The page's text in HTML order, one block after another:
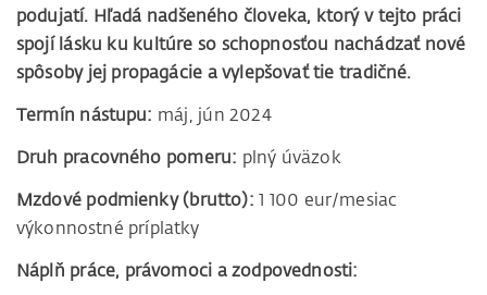
podujatí. Hľadá nadšeného človeka, ktorý v tejto práci
spojí lásku ku kultúre so schopnosťou nachádzať nové
spôsoby jej propagácie a vylepšovať tie tradičné.
Termín nástupu: máj, jún 2024
Druh pracovného pomeru: plný úväzok
Mzdové podmienky (brutto): 1 100 eur/mesiac
výkonnostné príplatky
Náplň práce, právomoci a zodpovednosti: